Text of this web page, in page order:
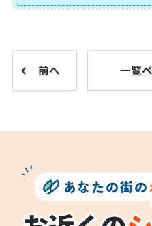
前へ 一覧
あなたの街の